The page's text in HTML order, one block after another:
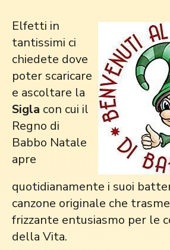
Elfetti in
tantissimi ci
chiedete dove
poter scaricare
e ascoltare la
Sigla con cui il
Regno di
Babbo Natale
apre
quotidianamente i suoi
canzone originale che
frizzante entusiasmo per le
della Vita.